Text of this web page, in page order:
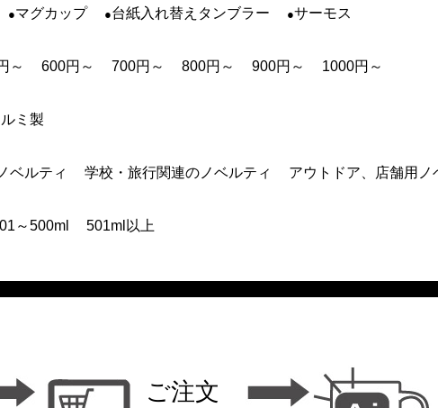
マグカップ 台紙入れ替えタンブラー サーモス
～ 600円～ 700円～ 800円～ 900円～ 1000円～
ミ製
ベルティ 学校・旅行関連のノベルティ アウトドア、店舗用ノ
～500ml 501ml以上
ご注文